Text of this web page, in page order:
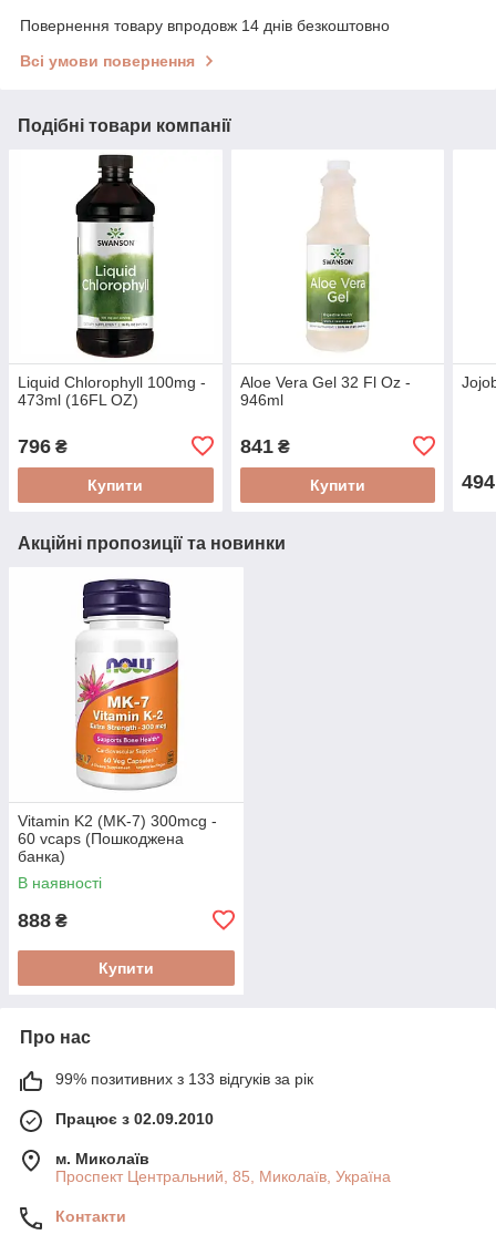
Повернення товару впродовж 14 днів безкоштовно
Всі умови повернення
Подібні товари компанії
Liquid Chlorophyll 100mg -
473ml (16FL OZ)
796 ₴
Купити
Aloe Vera Gel 32 Fl Oz -
946ml
841₴
Купити 494
Акційні пропозиції та новинки
Vitamin K2 (MK-7) 300mcg -
60 vcaps (Пошкоджена
банка)
В наявності
888 ₴
Купити
Про нас
99% позитивних з 133 відгуків за рік
Працює з 02.09.2010
м. Миколаїв
Проспект Центральний, 85, Миколаїв, Україна
Контакти